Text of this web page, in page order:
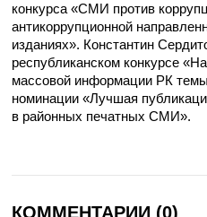
конкурса «СМИ против
антикоррупционной
изданиях». Константин
республиканском конкурсе
массовой информации РК
номинации «Лучшая
в районных печатных СМИ».
КОММЕНТАРИИ (0)